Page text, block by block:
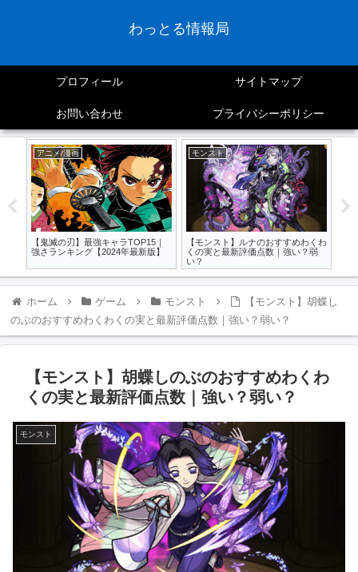
わっとる情報局
プロフィール サイトマップ
お問い合わせ プライバシーポリシー
アニメ/漫画
【鬼滅の刃】最強キャラTOP15｜
強さランキング【2024年最新版】
モンスト
【モンスト】ルナのおすすめわくわ
くの実と最新評価点数｜強い？弱
い？
ホーム ゲーム モンスト
【モンスト】胡蝶し
のぶのおすすめわくわくの実と最新評価点数｜強い？弱い？
【モンスト】胡蝶しのぶのおすすめわくわ
くの実と最新評価点数｜強い？弱い？
モンスト